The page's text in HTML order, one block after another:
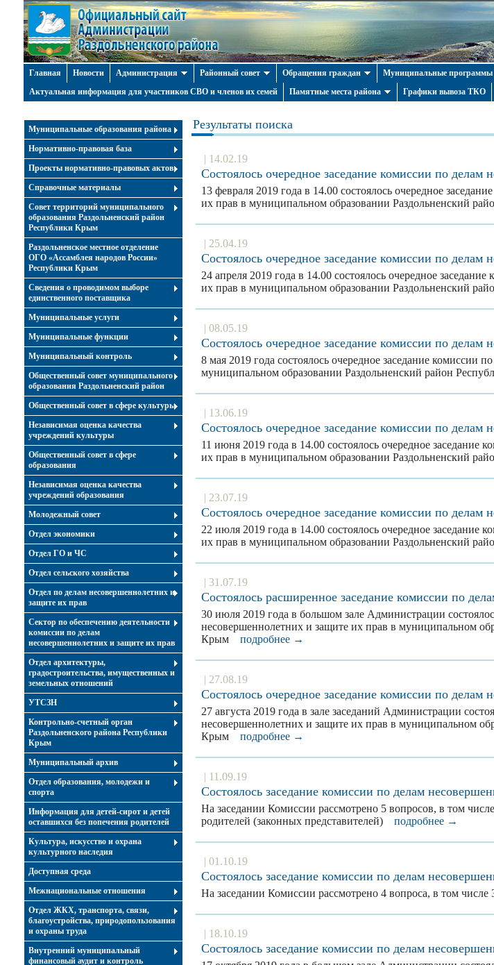
Главная Новости Администрация Районный совет Обращения граждан Муниципальные программы
Актуальная информация для участников СВО и членов их семей
Памятные места района Графики вывоза ТКО
Муниципальные образования района
Нормативно-правовая база
Проекты нормативно-правовых актов
Справочные материалы
Совет территорий муниципального
образования Раздольненский район
Республики Крым
Раздольненское местное отделение
ОГО «Ассамблея народов России»
Республики Крым
Cведения о проводимом выборе
единственного поставщика
Муниципальные услуги
Муниципальные функции
Муниципальный контроль
Общественный совет муниципального
образования Раздольненский район
Общественный совет в сфере культуры
Независимая оценка качества
учреждений культуры
Общественный совет в сфере
образования
Независимая оценка качества
учреждений образования
Молодежный совет
Отдел экономики
Отдел ГО и ЧС
Отдел сельского хозяйства
Отдел по делам несовершеннолетних и
защите их прав
Сектор по обеспечению деятельности
комиссии по делам
несовершеннолетних и защите их прав
Отдел архитектуры,
градостроительства, имущественных и
земельных отношений
УТСЗН
Контрольно-счетный орган
Раздольненского района Республики
Крым
Муниципальный архив
Отдел образования, молодежи и
спорта
Информация для детей-сирот и детей
оставшихся без попечения родителей
Культура, искусство и охрана
культурного наследия
Доступная среда
Межнациональные отношения
Отдел ЖКХ, транспорта, связи,
благоустройства, природопользования
и охраны труда
Внутренний муниципальный
финансовый аудит и контроль
Результаты поиска
| 14.02.19
Состоялось очередное заседание комиссии по
13 февраля 2019 года в 14.00 состоялось очередное
их прав в муниципальном образовании Раздольненский
| 25.04.19
Состоялось очередное заседание комиссии по
24 апреля 2019 года в 14.00 состоялось очередное
их прав в муниципальном образовании Раздольненский
| 08.05.19
Состоялось очередное заседание комиссии по
8 мая 2019 года состоялось очередное заседание комиссии
муниципальном образовании Раздольненский район
| 13.06.19
Состоялось очередное заседание комиссии по
11 июня 2019 года в 14.00 состоялось очередное заседание
их прав в муниципальном образовании Раздольненский
| 23.07.19
Состоялось очередное заседание комиссии по
22 июля 2019 года в 14.00 состоялось очередное заседание
их прав в муниципальном образовании Раздольненский
| 31.07.19
Состоялось расширенное заседание комиссии по
30 июля 2019 года в большом зале Администрации
несовершеннолетних и защите их прав в муниципальном
Крым подробнее →
| 27.08.19
Состоялось очередное заседание комиссии по
27 августа 2019 года в зале заседаний Администрации
несовершеннолетних и защите их прав в муниципальном
Крым подробнее →
| 11.09.19
Состоялось заседание комиссии по делам
На заседании Комиссии рассмотрено 5 вопросов, в том
родителей (законных представителей) подробнее →
| 01.10.19
Состоялось заседание комиссии по делам
На заседании Комиссии рассмотрено 4 вопроса, в том
| 18.10.19
Состоялось заседание комиссии по делам